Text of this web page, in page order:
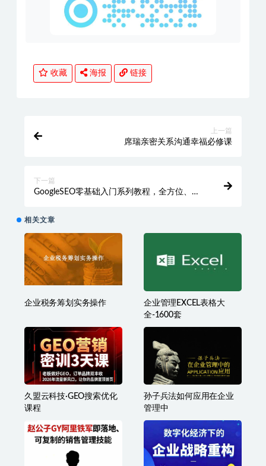
收藏 海报 链接
上一篇
席瑞亲密关系沟通幸福必修课
下一篇
GoogleSEO零基础入门系列教程，全方位、全
相关文章
企业税务筹划实务操作
企业管理EXCEL表格大
全-1600套
久盟云科技·GEO搜索优化
课程
孙子兵法如何应用在企业
管理中